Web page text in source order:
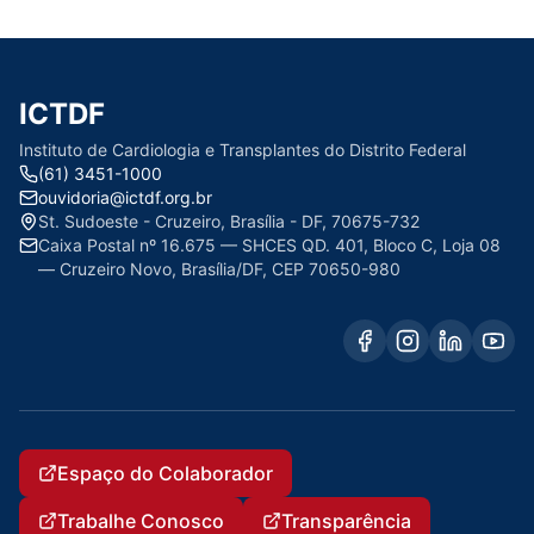
ICTDF
Instituto de Cardiologia e Transplantes do Distrito Federal
(61) 3451-1000
ouvidoria@ictdf.org.br
St. Sudoeste - Cruzeiro, Brasília - DF, 70675-732
Caixa Postal nº 16.675 — SHCES QD. 401, Bloco C, Loja 08
— Cruzeiro Novo, Brasília/DF, CEP 70650-980
Espaço do Colaborador
Trabalhe Conosco
Transparência